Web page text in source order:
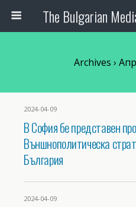
Archives ›
2024-04-09
В София бе представен
Външнополитическа
България
2024-04-09